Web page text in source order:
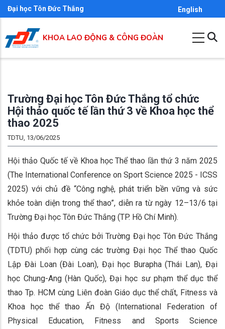
Nhảy
đến
nội
dung
Đại học Tôn Đức Thắng English
KHOA LAO ĐỘNG & CÔNG ĐOÀN
Trường Đại học Tôn Đức Thắng tổ chức
Hội thảo quốc tế lần thứ 3 về Khoa học thể
thao 2025
TDTU, 13/06/2025
Hội thảo Quốc tế về Khoa học Thể thao lần thứ 3 năm 2025
(The International Conference on Sport Science 2025 - ICSS
2025) với chủ đề “Công nghệ, phát triển bền vững và sức
khỏe toàn diện trong thể thao”, diễn ra từ ngày 12–13/6 tại
Trường Đại học Tôn Đức Thắng (TP. Hồ Chí Minh).
Hội thảo được tổ chức bởi Trường Đại học Tôn Đức Thắng
(TDTU) phối hợp cùng các trường Đại học Thể thao Quốc
Lập Đài Loan (Đài Loan), Đại học Burapha (Thái Lan), Đại
học Chung-Ang (Hàn Quốc), Đại học sư phạm thể dục thể
thao Tp. HCM cùng Liên đoàn Giáo dục thể chất, Fitness và
Khoa học thể thao Ấn Độ (International Federation of
Physical Education, Fitness and Sports Science